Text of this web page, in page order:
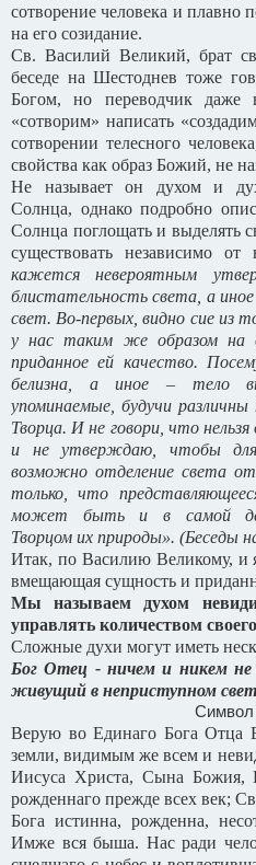
сотворение человека и плавно
на его созидание.
Св. Василий Великий, брат
беседе на Шестоднев тоже
Богом, но переводчик даже
«сотворим» написать
сотворении телесного
свойства как образ Божий, не
Не называет он духом и
Солнца, однако подробно
Солнца поглощать и выделять
существовать независимо от
кажется невероятным
блистательность света, а
свет. Во-первых, видно сие из
у нас таким же образом
приданное ей качество.
белизна, а иное – тело
упоминаемые, будучи
Творца. И не говори, что
и не утверждаю, чтобы
возможно отделение света
только, что
может быть и в самой
Творцом их природы». (Беседы
Итак, по Василию Великому, и
вмещающая сущность и
Мы называем духом
управлять количеством
Сложные духи могут иметь
Бог Отец - ничем и никем не
живущий в неприступном
Символ
Верую во Единаго Бога Отца
земли, видимым же всем и
Иисуса Христа, Сына Божия,
рожденнаго прежде всех век;
Бога истинна, рожденна,
Имже вся быша. Нас ради